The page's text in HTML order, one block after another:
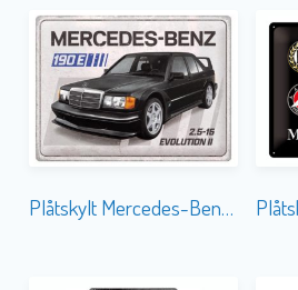
Plåtskylt Mercedes-Benz 190 E Evolution 30×40